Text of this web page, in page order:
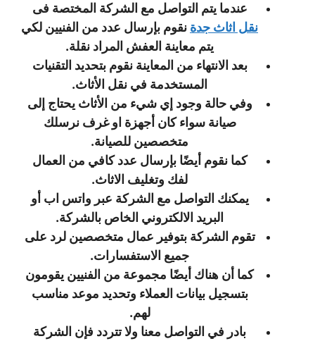
عندما يتم التواصل مع الشركة المختصة فى
نقل اثاث جدةنقوم بإرسال عدد من الفنيين لكي
يتم معاينة العفش المراد نقلة.
بعد الانتهاء من المعاينة نقوم بتحديد التقنيات
المستخدمة في نقل الأثاث.
وفي حالة وجود إي شيء من الأثاث يحتاج إلى
صيانة سواء كان أجهزة او غرف نرسلك
متخصصين للصيانة.
كما نقوم أيضًا بإرسال عدد كافي من العمال
لفك وتغليف الاثاث.
يمكنك التواصل مع الشركة عبر واتس اب أو
البريد الالكتروني الخاص بالشركة.
تقوم الشركة بتوفير عمال متخصصين لرد على
جميع الاستفسارات.
كما أن هناك أيضًا مجموعة من الفنيين يقومون
بتسجيل بيانات العملاء وتحديد موعد مناسب
لهم.
بادر في التواصل معنا ولا تتردد فإن الشركة